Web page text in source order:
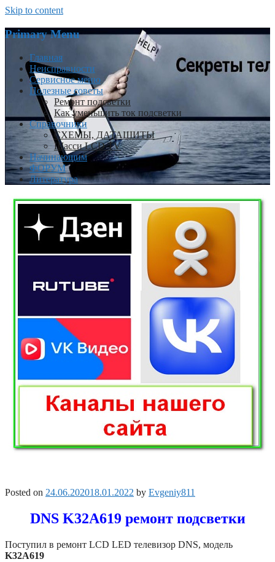
Skip to content
Primary Menu
Главная
Неисправности
Сервисное меню
Полезные советы
Ремонт подсветки
Как уменьшить ток подсветки
Справочники
СХЕМЫ, ДАТАШИТЫ
Шасси LCD TV
Начинающим
ФОРУМ
Литература
Posted on 24.06.202018.01.2022 by Evgeniy811
DNS K32A619 ремонт подсветки
Поступил в ремонт LCD LED телевизор DNS, модель
K32A619